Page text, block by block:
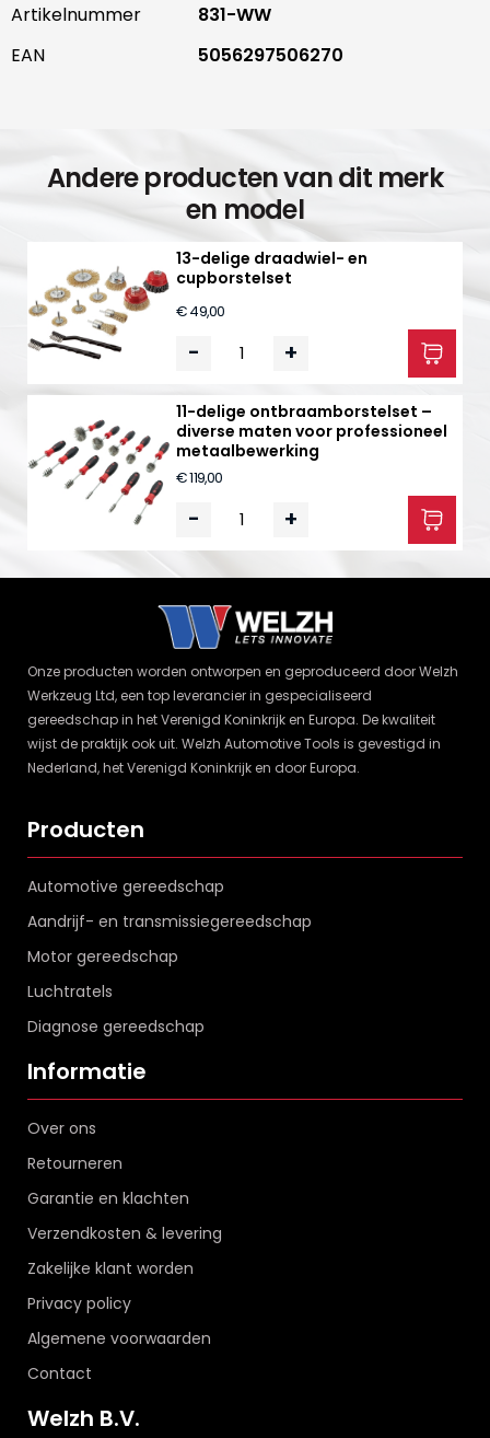
Artikelnummer
831-WW
EAN
5056297506270
Andere producten van dit merk
en model
13-delige draadwiel- en
cupborstelset
€ 49,00
- +
11-delige ontbraamborstelset –
diverse maten voor professioneel
metaalbewerking
€ 119,00
- +
Onze producten worden ontworpen en geproduceerd door Welzh
Werkzeug Ltd, een top leverancier in gespecialiseerd
gereedschap in het Verenigd Koninkrijk en Europa. De kwaliteit
wijst de praktijk ook uit. Welzh Automotive Tools is gevestigd in
Nederland, het Verenigd Koninkrijk en door Europa.
Producten
Automotive gereedschap
Aandrijf- en transmissiegereedschap
Motor gereedschap
Luchtratels
Diagnose gereedschap
Informatie
Over ons
Retourneren
Garantie en klachten
Verzendkosten & levering
Zakelijke klant worden
Privacy policy
Algemene voorwaarden
Contact
Welzh B.V.